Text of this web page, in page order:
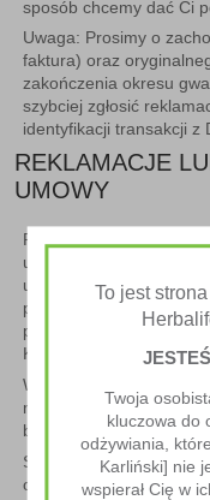
sposób chcemy dać Ci
Uwaga: Prosimy o
faktura) oraz
zakończenia okresu
szybciej zgłosić
identyfikacji transakcji z
REKLAMACJE
UMOWY
Przed odebraniem
uszkodzeniu w
uszkodzeń
przyjęcia przesyłki.
pod numerami telefonu
KONTAKT
W razie wątpliwości,
mail:
bezproblemowo
Szczegółowe
od umowy znajdują się
To jest
Twoja
kluczowa do
odżywiania,
Karliński] nie
wspierał Cię w